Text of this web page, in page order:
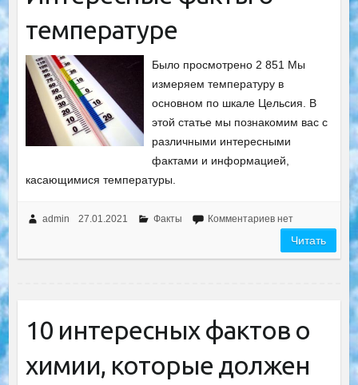
температуре
Было просмотрено 2 851 Мы
измеряем температуру в
основном по шкале Цельсия. В
этой статье мы познакомим вас с
различными интересными
фактами и информацией,
касающимися температуры.
admin 27.01.2021 Факты Комментариев нет
Читать
10 интересных фактов о
химии, которые должен